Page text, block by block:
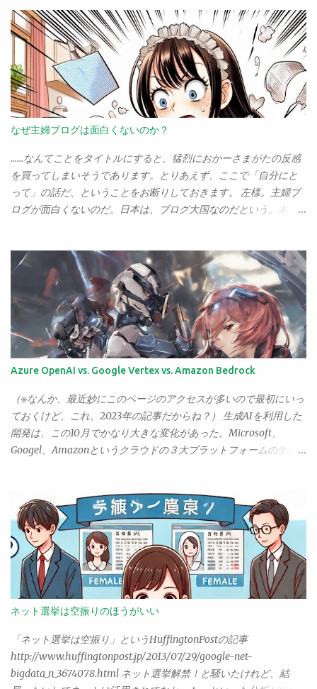
の中そんなもんよ。 （そもそも大手出版社の人間がこんなブログ
なんか見てねーって）
は「３万円チェロの男」なのである。 と ても「趣味はチェロで
す」なんていえない、アマチュアチェリストの末席を汚すのさえ
ためらわれる、そういう存在なのである。 などと卑下して書いて
いるが、このステンター、思いの外よい楽器だ。たかが３万円と
あなどることなかれ。 ちゃーんと弾けばチェロの音がする。それ
だけでたいしたもんだと思う。 「やっぱり最初からン十万のしっ
かりしたものを使うべきだ」というごもっともなご意見はよっく
わかる。 が、この不況下、そんな選択肢など最初からない人間の
方が多いのだ。 「諦めるか、激安なチェロを手に入れるか」とい
う二者択一なら、オレはどんな粗悪品だって「手に入れる」ほう
を選ぶさ。 どんな安物であれ、「あきらめる」よりは百億倍はマ
シだ。 が。新居に引っ越して半年あまり、そこそこ練習するよう
だろう、そう思うだけでちょいとばかり胸ときめこうってもんじ
ゃないか、なぁ？ というわけで、悩むこと半年。 ようやく本日、
「まとも」なチェロを手にすることになったのでした。 買ったの
は、ピグマリウス・デリウスのスタンダード。 そして弓はもちろ
ん、アルシェのSA3001。20万前後のチェロの中ではもっとも評判
がいいものだと思う。 とりあえず、試し弾き程度でも……と思って
おそるおそる弾いてみたが——おぉ。 音が違う。 なるほど、これ
がピグマリウスかぁ。 買っただけで、腕があがった気分だ。 さ
て、これで逃げ場はなくなった。 無伴奏チェロソナタ、ぼちぼち
次の曲に進まんとなぁ。
なぜ主婦ブログは面白くないのか？
……なんてことをタイトルにすると、猛烈におかーさまがたの反感
を買ってしまいそうであります。とりあえず、ここで「自分にと
って」の話だ、ということをお断りしておきます。 左様。主婦ブ
ログが面白くないのだ。日本は、ブログ大国なのだという。本当
見るにつけ、どうも「こういう人たちの書いたブログは、なぜか
全く面白くない（←僕にとって、ね。世間全般ということではな
くて）」ということがわかってきた。それが「主婦」の書くブロ
グなのだ。 女性のブログ、というわけではないらしい。なぜな
ら、働く女性の書くブログの中には、面白いもの、興味深いもの
もいろいろとあるからだ。が、主婦のブログでは、「面白いも
の」に出会うことはあっても、「興味深い」ものに出会うことが
まずないのだ。なので、面白いものがあっても、「はははは、面
白かった」でおしまい、となってしまう。その後がない。 が、そ
うしたものが人気がないわけではない。むしろ、僕の書いてる下
手なブログなんぞよりはるかにアクセス数も読者も多いところは
ごまんとある。あるが……、読んでも「なんで人気があるの？」と
からなんとなく不思議に思っていたのだけど、今朝、とあるブロ
グを眺めているうちに、気がついた。主婦のブログは、基本的に
「共感」を目的とするものなのだ。こんなことがあった、あんな
ことがあった、こう感じる、ねえそうでしょ？ みんなそうじゃ
ない？ そういうものなのだ。そして、同じように共感する主婦
たちが、そうそうそうなの、よくぞいってくれました……と集まっ
てくる。お互いに、同じ主婦という立場での思いをやり取りし合
い、共感しあう。 だから。つまらない。 こうしたブログを読むた
びに、（それがどんなに面白くとも）読後、僕は常に胸の中でこ
う叫ぶのだった。 はははは、いやー面白かった。ところで。 この
記事の主張は何なんだ？ ……そう。僕は、どのような記事であれ、
そこにある「主義主張」を読み取って、はじめて「面白い」と感
Azure OpenAI vs. Google Vertex vs. Amazon Bedrock
（※なんか、最近妙にこのページのアクセスが多いので最初にいっ
ておくけど、これ、2023年の記事だからね？） 生成AIを利用した
開発は、この10月でかなり大きな変化があった。Microsoft、
Googel、Amazonというクラウドの３大プラットフォームの生成
の専用サービスを開設。（現時点ではまだ招待制が続いてる？み
たいだけど、ほぼ申請すれば普通に許可されるはず） OpenAIは、
現在、もっとも注目されている生成AIの開発元で、これをすぐさ
まAzureに取り入れたMicrosoftは、現時点で他よりかなり先を行
ってる感がある。 Google Vertex AI Googleのクラウド環境
「Google Cloud」には、以前からVertex AIというAIサービスがあ
ったのだけど、これが生成AIにも対応し、大幅に機能拡張されて
いる。注目すべきは、Googleが開発する大規模言語モデル「PaLM
2」が標準なのはもちろんだが、それ以外にもMetaのLlama 2や
Stable Diffusion XLなどのオープンソース系の生成AIモデルも対応
している点。また、それ以前からAIを手掛けていたGoogleらし
ネット選挙は空振りのほうがいい
「ネット選挙は空振り」というHuffingtonPostの記事
http://www.huffingtonpost.jp/2013/07/29/google-net-
bigdata_n_3674078.html ネット選挙解禁！と騒いたけれど、結